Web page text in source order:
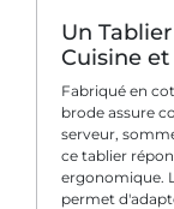
Un
Cuisine
Fabriqué en
brode assure
serveur,
ce tablier
ergonomique.
permet